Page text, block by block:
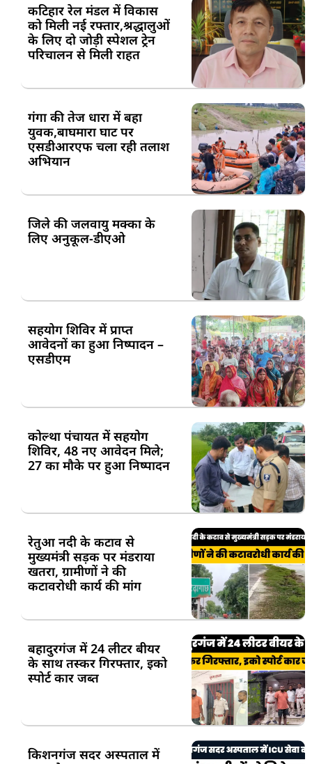
कटिहार रेल मंडल में विकास
को मिली नई रफ्तार,श्रद्धालुओं
के लिए दो जोड़ी स्पेशल ट्रेन
परिचालन से मिली राहत
गंगा की तेज धारा में बहा
युवक,बाघमारा घाट पर
एसडीआरएफ चला रही तलाश
अभियान
जिले की जलवायु मक्का के
लिए अनुकूल-डीएओ
सहयोग शिविर में प्राप्त
आवेदनों का हुआ निष्पादन –
एसडीएम
कोल्था पंचायत में सहयोग
शिविर, 48 नए आवेदन मिले;
27 का मौके पर हुआ निष्पादन
रेतुआ नदी के कटाव से
मुख्यमंत्री सड़क पर मंडराया
खतरा, ग्रामीणों ने की
कटावरोधी कार्य की मांग
बहादुरगंज में 24 लीटर बीयर
के साथ तस्कर गिरफ्तार, इको
स्पोर्ट कार जब्त
किशनगंज सदर अस्पताल में